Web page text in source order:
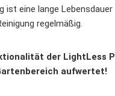
eine lange
regelmäßig.
der LightLess
aufwertet!